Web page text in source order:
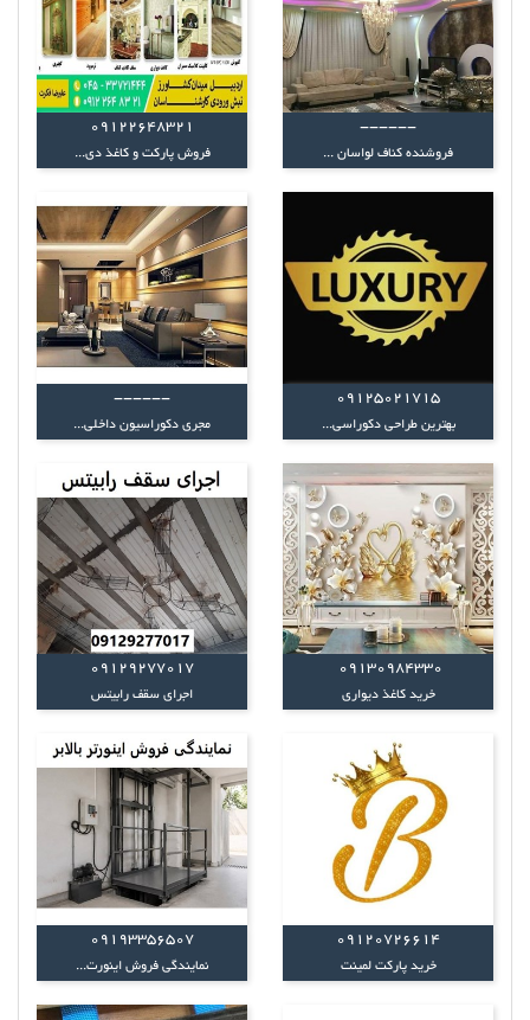
------
فروشنده کناف لواسان ...
۰۹۱۲۲۶۴۸۳۲۱
فروش پارکت و کاغذ دی...
09125021715
بهترین طراحی دکوراسی...
------
مجری دکوراسیون داخلی...
09130984330
خرید کاغذ دیواری
09129277017
اجرای سقف رابیتس
09120726614
خرید پارکت لمینت
09193356507
نمایندگی فروش اینورت...